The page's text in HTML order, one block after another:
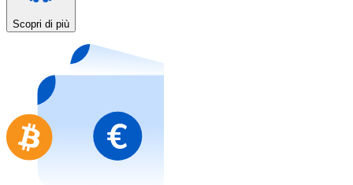
Acquista gift card dei tuoi marchi preferiti con
Vai al negozio di carte regalo
Scopri di più